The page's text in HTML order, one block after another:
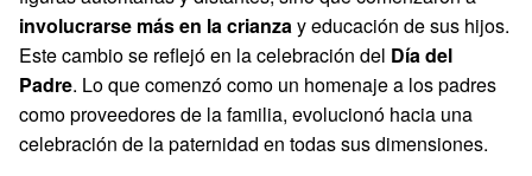
involucrarse más en la crianza y educación de sus hijos.
Este cambio se reflejó en la celebración del Día del
Padre. Lo que comenzó como un homenaje a los padres
como proveedores de la familia, evolucionó hacia una
celebración de la paternidad en todas sus dimensiones.